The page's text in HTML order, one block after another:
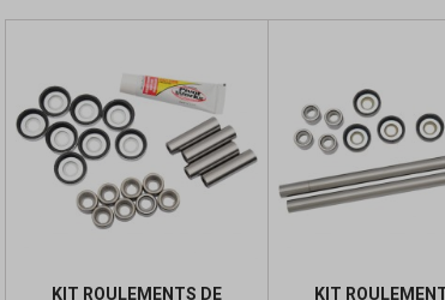
KIT ROULEMENTS DE
KIT